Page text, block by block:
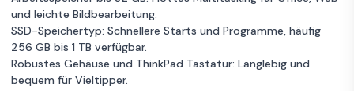
ThinkPad T14 G1
14" Ryzen 5 PRO
2.1 GHz - SSD
512 GB - 16GB
QWERTY -
1 €
Zum
Unbekannter Zustand 16 GB RAM
256GB Speicher Ryzen 5 Pro
Spanisch
Lenovo
ThinkPad T14
G2 14" Ryzen 5
PRO 2.3 GHz -
429 €
Angebot
und leichte Bildbearbeitung.
SSD-Speichertyp: Schnellere Starts und Programme, häufig
256 GB bis 1 TB verfügbar.
Robustes Gehäuse und ThinkPad Tastatur: Langlebig und
bequem für Vieltipper.